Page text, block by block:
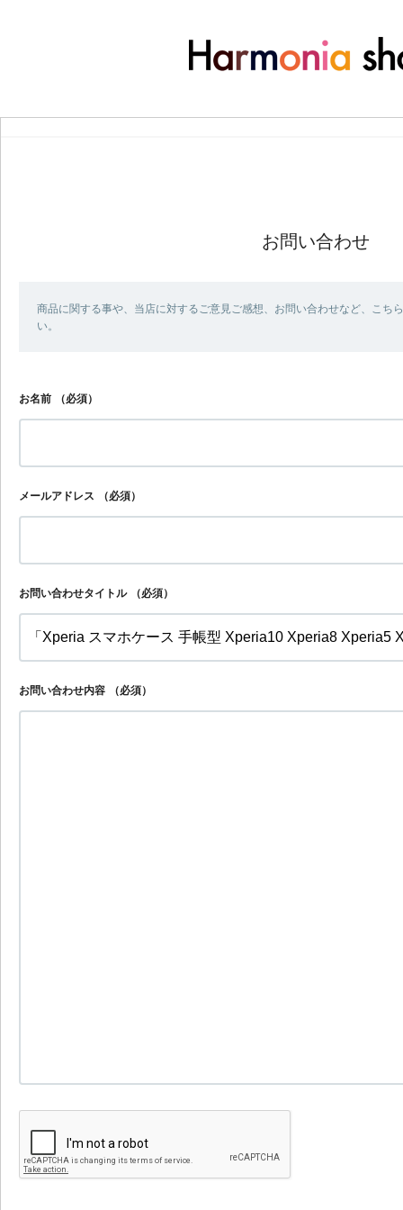
お問い合わせ
商品に関する事や、当店に対するご意見ご感想、お問い合わせなど、こち
い。
お名前 （必須）
メールアドレス （必須）
お問い合わせタイトル （必須）
お問い合わせ内容 （必須）